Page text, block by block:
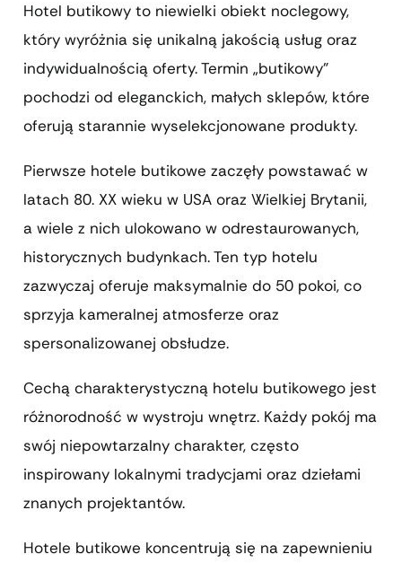
Hotel butikowy to niewielki obiekt noclegowy,
który wyróżnia się unikalną jakością usług oraz
indywidualnością oferty. Termin „butikowy”
pochodzi od eleganckich, małych sklepów, które
oferują starannie wyselekcjonowane produkty.
Pierwsze hotele butikowe zaczęły powstawać w
latach 80. XX wieku w USA oraz Wielkiej Brytanii,
a wiele z nich ulokowano w odrestaurowanych,
historycznych budynkach. Ten typ hotelu
zazwyczaj oferuje maksymalnie do 50 pokoi, co
sprzyja kameralnej atmosferze oraz
spersonalizowanej obsłudze.
Cechą charakterystyczną hotelu butikowego jest
różnorodność w wystroju wnętrz. Każdy pokój ma
swój niepowtarzalny charakter, często
inspirowany lokalnymi tradycjami oraz dziełami
znanych projektantów.
Hotele butikowe koncentrują się na zapewnieniu